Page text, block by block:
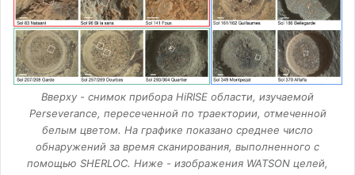
Вверху - снимок прибора HiRISE области, изучаемой
Perseverance, пересеченной по траектории, отмеченной
белым цветом. На графике показано среднее число
обнаружений за время сканирования, выполненного с
помощью SHERLOC. Ниже - изображения WATSON целей,